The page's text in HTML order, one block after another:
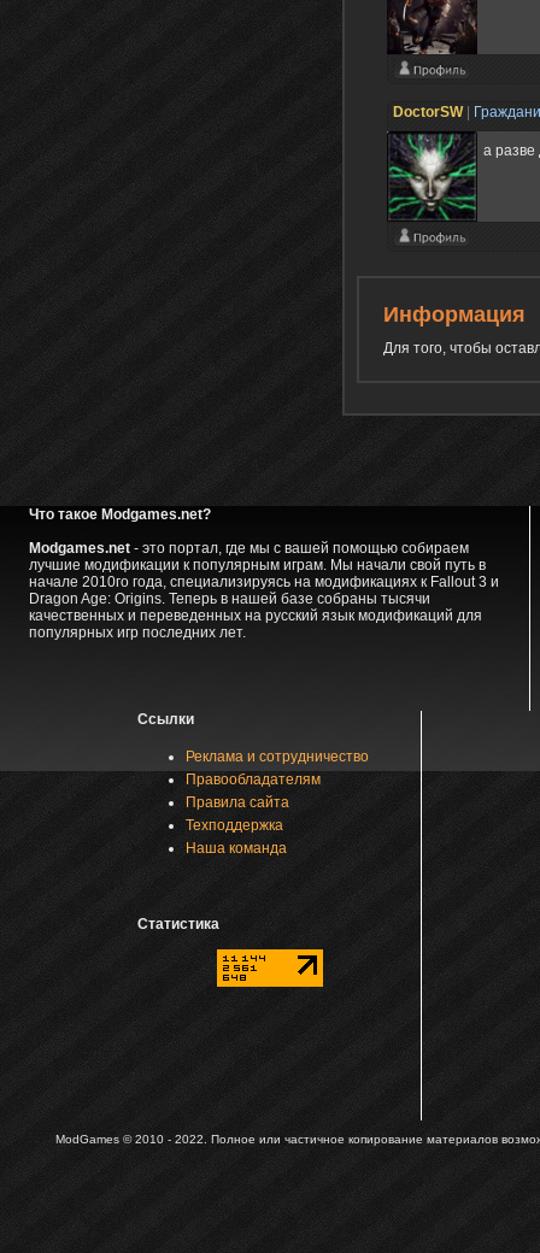
DoctorSW|
а
Информация
Для того, чтобы
Что такое Modgames.net?
Modgames.net- это портал, где мы с вашей помощью собираем
лучшие модификации к популярным играм. Мы начали свой путь в
начале 2010го года, специализируясь на модификациях к Fallout 3 и
Dragon Age: Origins. Теперь в нашей базе собраны тысячи
качественных и переведенных на русский язык модификаций для
популярных игр последних лет.
Ссылки
Реклама и сотрудничество
Правообладателям
Правила сайта
Техподдержка
Наша команда
Статистика
ModGames © 2010 - 2022. Полное или частичное копирование материалов